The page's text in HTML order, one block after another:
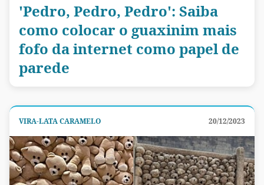
'Pedro, Pedro, Pedro': Saiba
como colocar o guaxinim mais
fofo da internet como papel de
parede
VIRA-LATA CARAMELO 20/12/2023